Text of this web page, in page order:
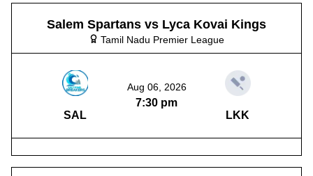
Salem Spartans vs Lyca Kovai Kings
Tamil Nadu Premier League
SAL
Aug 06, 2026
7:30 pm
LKK